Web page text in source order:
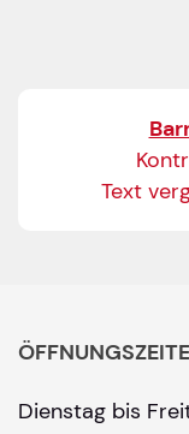
Text
Dienstag bis